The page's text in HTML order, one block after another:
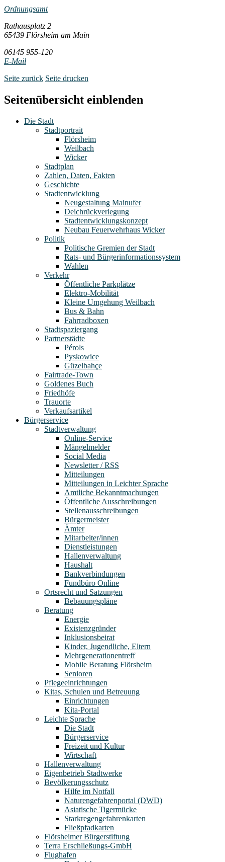
Ordnungsamt
Rathausplatz 2
65439 Flörsheim am Main
06145 955-120
E-Mail
Seite zurück Seite drucken
Seitenübersicht einblenden
Die Stadt
Stadtportrait
Flörsheim
Weilbach
Wicker
Stadtplan
Zahlen, Daten, Fakten
Geschichte
Stadtentwicklung
Neugestaltung Mainufer
Deichrückverlegung
Stadtentwicklungskonzept
Neubau Feuerwehrhaus Wicker
Politik
Politische Gremien der Stadt
Rats- und Bürgerinformationssystem
Wahlen
Verkehr
Öffentliche Parkplätze
Elektro-Mobilität
Kleine Umgehung Weilbach
Bus & Bahn
Fahrradboxen
Stadtspaziergang
Partnerstädte
Pérols
Pyskowice
Güzelbahçe
Fairtrade-Town
Goldenes Buch
Friedhöfe
Trauorte
Verkaufsartikel
Bürgerservice
Stadtverwaltung
Online-Service
Mängelmelder
Social Media
Newsletter / RSS
Mitteilungen
Mitteilungen in Leichter Sprache
Amtliche Bekanntmachungen
Öffentliche Ausschreibungen
Stellenausschreibungen
Bürgermeister
Ämter
Mitarbeiter/innen
Dienstleistungen
Hallenverwaltung
Haushalt
Bankverbindungen
Fundbüro Online
Ortsrecht und Satzungen
Bebauungspläne
Beratung
Energie
Existenzgründer
Inklusionsbeirat
Kinder, Jugendliche, Eltern
Mehrgenerationentreff
Mobile Beratung Flörsheim
Senioren
Pflegeeinrichtungen
Kitas, Schulen und Betreuung
Einrichtungen
Kita-Portal
Leichte Sprache
Die Stadt
Bürgerservice
Freizeit und Kultur
Wirtschaft
Hallenverwaltung
Eigenbetrieb Stadtwerke
Bevölkerungsschutz
Hilfe im Notfall
Naturengefahrenportal (DWD)
Asiatische Tigermücke
Starkregengefahrenkarten
Fließpfadkarten
Flörsheimer Bürgerstiftung
Terra Erschließungs-GmbH
Flughafen